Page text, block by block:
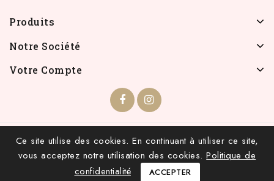
Produits
Notre Société
Votre Compte
Ce site utilise des cookies. En continuant à utiliser ce site,
vous acceptez notre utilisation des cookies. Politique de
confidentialité
ACCEPTER
© 2026 - INFOLIEN - Tous droits réservés.